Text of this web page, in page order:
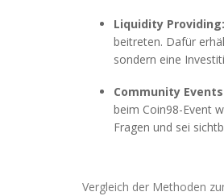
Liquidity Providing:
beitreten. Dafür
sondern eine
Community
beim Coin98-Event
Fragen und sei
Vergleich der Methoden